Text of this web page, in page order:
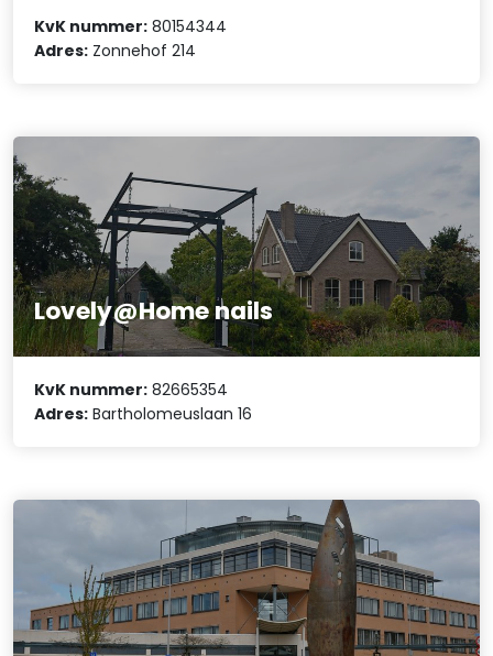
KvK nummer: 80154344
Adres: Zonnehof 214
Lovely@Home nails
KvK nummer: 82665354
Adres: Bartholomeuslaan 16